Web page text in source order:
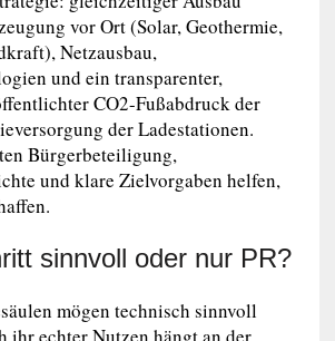
vor Ort (Solar, Geothermie,
Netzausbau,
und ein transparenter,
CO2-Fußabdruck der
der Ladestationen.
Bürgerbeteiligung,
und klare Zielvorgaben helfen,
sinnvoll oder nur PR?
mögen technisch sinnvoll